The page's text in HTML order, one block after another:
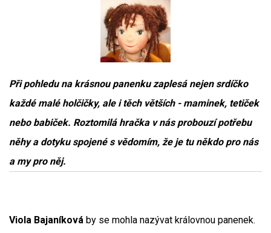
Při pohledu na krásnou panenku zaplesá nejen srdíčko
každé malé holčičky, ale i těch větších - maminek, tetiček
nebo babiček. Roztomilá hračka v nás probouzí potřebu
něhy a dotyku spojené s vědomím, že je tu někdo pro nás
a my pro něj.
Viola Bajaníková by se mohla nazývat královnou panenek.